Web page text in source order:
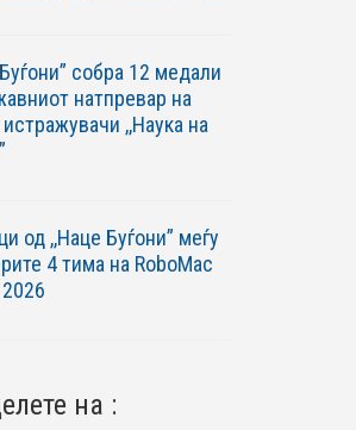
собра 12 медали
натпревар на
,,Наука на
од ,,Наце Буѓони” меѓу
4 тима на RoboМac
на :